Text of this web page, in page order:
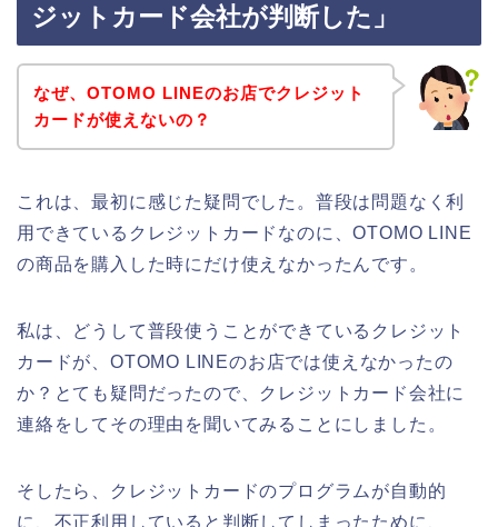
ジットカード会社が判断した」
なぜ、OTOMO LINEのお店でクレジット
カードが使えないの？
これは、最初に感じた疑問でした。普段は問題なく利
用できているクレジットカードなのに、OTOMO LINE
の商品を購入した時にだけ使えなかったんです。
私は、どうして普段使うことができているクレジット
カードが、OTOMO LINEのお店では使えなかったの
か？とても疑問だったので、クレジットカード会社に
連絡をしてその理由を聞いてみることにしました。
そしたら、クレジットカードのプログラムが自動的
に、不正利用していると判断してしまったために、